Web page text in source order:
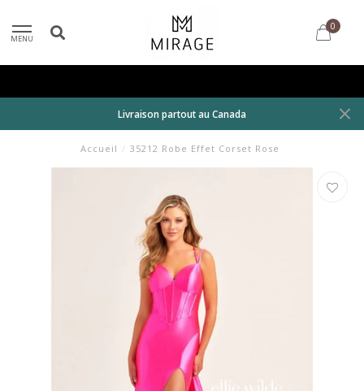
MENU
0
Livraison partout au Canada
Accueil / 35212 Robe Effet Corset Rose